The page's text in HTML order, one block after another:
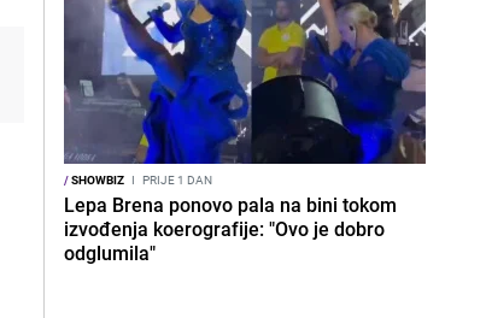
/SHOWBIZ I PRIJE 1 DAN
Lepa Brena ponovo pala na bini tokom
izvođenja koerografije: "Ovo je dobro
odglumila"